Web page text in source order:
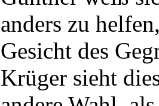
anders zu
Gesicht des
Krüger sieht